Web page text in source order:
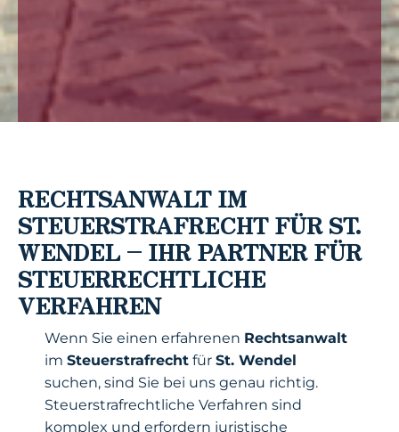
RECHTSANWALT IM
STEUERSTRAFRECHT FÜR ST.
WENDEL – IHR PARTNER FÜR
STEUERRECHTLICHE
VERFAHREN
Wenn Sie einen erfahrenen Rechtsanwalt
im Steuerstrafrecht für St. Wendel
suchen, sind Sie bei uns genau richtig.
Steuerstrafrechtliche Verfahren sind
komplex und erfordern juristische